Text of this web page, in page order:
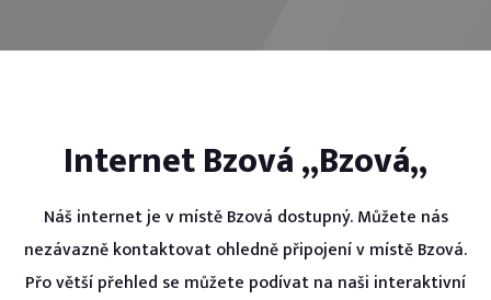
InternetBzová„Bzová„
Náš internet je v místěBzová dostupný. Můžete nás
nezávazně kontaktovat ohledně připojení v místěBzová.
Přo větší přehled se můžete podívat na naši interaktivní